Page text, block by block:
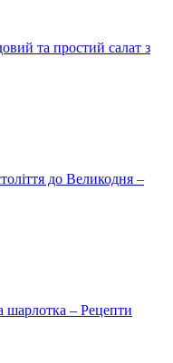
та простий салат з
до Великодня –
шарлотка – Рецепти